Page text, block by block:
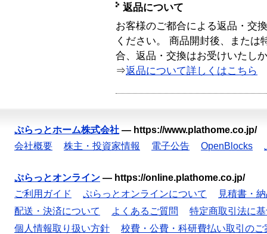
返品について
お客様のご都合による返品・交
ください。 商品開封後、または
合、返品・交換はお受けいたし
⇒返品について詳しくはこちら
ぷらっとホーム株式会社 — https://www.plathome.co.jp/
会社概要
株主・投資家情報 電子公告 OpenBlocks
ぷらっとオンライン — https://online.plathome.co.jp/
ご利用ガイド
ぷらっとオンラインについて
見積書・
配送・決済について
よくあるご質問
特定商取引法に
個人情報取り扱い方針
校費・公費・科研費払い取引のご